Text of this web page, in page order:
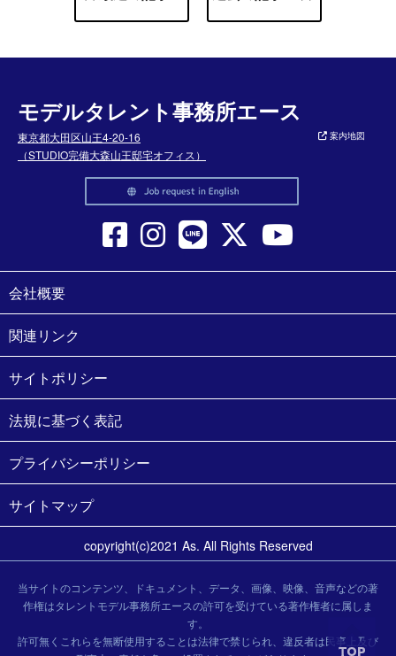
モデルタレント事務所エース
東京都大田区山王4-20-16
（STUDIO完備大森山王邸宅オフィス）
案内地図
会社概要
関連リンク
サイトポリシー
法規に基づく表記
プライバシーポリシー
サイトマップ
copyright(c)2021 As. All Rights Reserved
当サイトのコンテンツ、ドキュメント、データ、画像、映像、音声などの著
作権はタレントモデル事務所エースの許可を受けている著作権者に属しま
す。
許可無くこれらを無断使用することは法律で禁じられ、違反者は民事上及び